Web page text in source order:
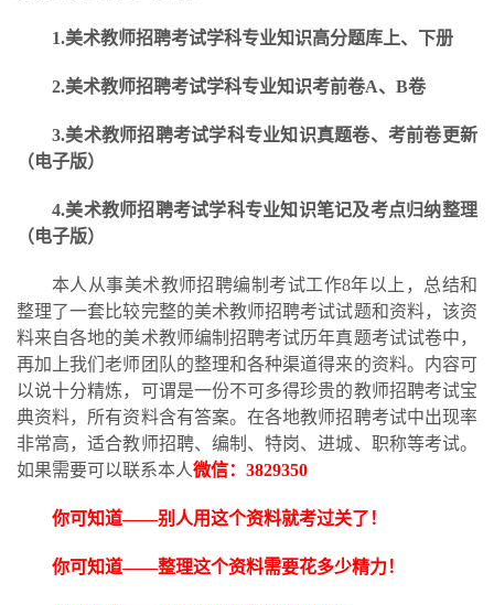
1.美术教师招聘考试学科专业知识高分题库上、下册
2.美术教师招聘考试学科专业知识考前卷A、B卷
3.美术教师招聘考试学科专业知识真题卷、考前卷更新
（电子版）
4.美术教师招聘考试学科专业知识笔记及考点归纳整理
（电子版）
本人从事美术教师招聘编制考试工作8年以上，总结和
整理了一套比较完整的美术教师招聘考试试题和资料，该资
料来自各地的美术教师编制招聘考试历年真题考试试卷中，
再加上我们老师团队的整理和各种渠道得来的资料。内容可
以说十分精炼，可谓是一份不可多得珍贵的教师招聘考试宝
典资料，所有资料含有答案。在各地教师招聘考试中出现率
非常高，适合教师招聘、编制、特岗、进城、职称等考试。
如果需要可以联系本人微信： 3829350
你可知道——别人用这个资料就考过关了！
你可知道——整理这个资料需要花多少精力！